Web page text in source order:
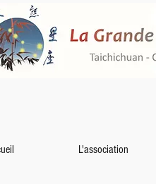
L'association